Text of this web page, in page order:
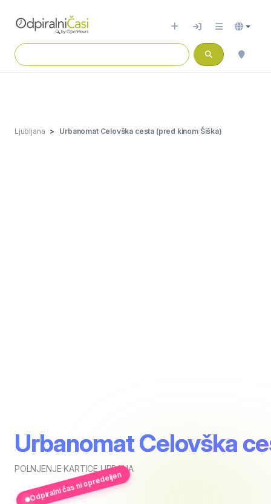
Ljubljana Urbanomat Celovška cesta (pred kinom Šiška)
Urbanomat Celovška
POLNJENJE KARTICE URBANA
Odpiralni čas ni opredeljen